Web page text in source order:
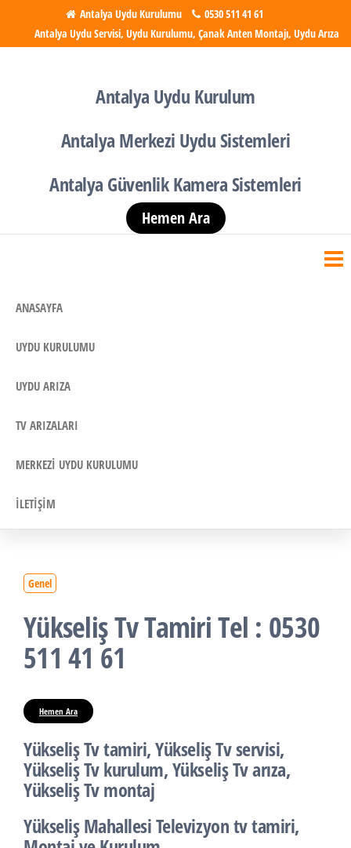
atla
Antalya Uydu Kurulumu
0530 511 41 61
Antalya Uydu Servisi, Uydu Kurulumu, Çanak Anten Montajı, Uydu Arıza
Antalya Uydu Kurulum
Antalya Merkezi Uydu Sistemleri
Antalya Güvenlik Kamera Sistemleri
Hemen Ara
ANASAYFA
UYDU KURULUMU
UYDU ARIZA
TV ARIZALARI
MERKEZI UYDU KURULUMU
İLETIŞIM
Genel
Yükseliş Tv Tamiri Tel : 0530
511 41 61
Hemen Ara
Yükseliş Tv tamiri, Yükseliş Tv servisi,
Yükseliş Tv kurulum, Yükseliş Tv arıza,
Yükseliş Tv montaj
Yükseliş Mahallesi Televizyon tv tamiri,